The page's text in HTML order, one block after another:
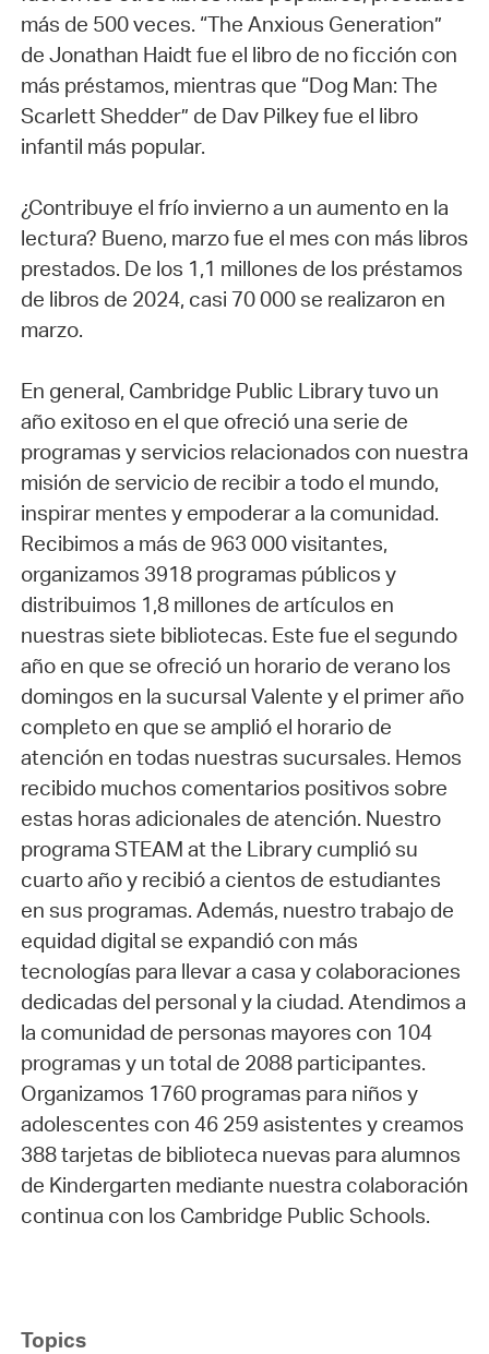
más de 500 veces. “The Anxious Generation”
de Jonathan Haidt fue el libro de no ficción con
más préstamos, mientras que “Dog Man: The
Scarlett Shedder” de Dav Pilkey fue el libro
infantil más popular.
¿Contribuye el frío invierno a un aumento en la
lectura? Bueno, marzo fue el mes con más libros
prestados. De los 1,1 millones de los préstamos
de libros de 2024, casi 70 000 se realizaron en
marzo.
En general, Cambridge Public Library tuvo un
año exitoso en el que ofreció una serie de
programas y servicios relacionados con nuestra
misión de servicio de recibir a todo el mundo,
inspirar mentes y empoderar a la comunidad.
Recibimos a más de 963 000 visitantes,
organizamos 3918 programas públicos y
distribuimos 1,8 millones de artículos en
nuestras siete bibliotecas. Este fue el segundo
año en que se ofreció un horario de verano los
domingos en la sucursal Valente y el primer año
completo en que se amplió el horario de
atención en todas nuestras sucursales. Hemos
recibido muchos comentarios positivos sobre
estas horas adicionales de atención. Nuestro
programa STEAM at the Library cumplió su
cuarto año y recibió a cientos de estudiantes
en sus programas. Además, nuestro trabajo de
equidad digital se expandió con más
tecnologías para llevar a casa y colaboraciones
dedicadas del personal y la ciudad. Atendimos a
la comunidad de personas mayores con 104
programas y un total de 2088 participantes.
Organizamos 1760 programas para niños y
adolescentes con 46 259 asistentes y creamos
388 tarjetas de biblioteca nuevas para alumnos
de Kindergarten mediante nuestra colaboración
continua con los Cambridge Public Schools.
Topics